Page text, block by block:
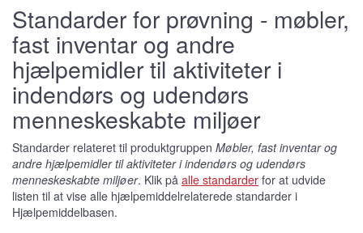
Standarder for prøvning - møbler,
fast inventar og andre
hjælpemidler til aktiviteter i
indendørs og udendørs
menneskeskabte miljøer
Standarder relateret til produktgruppen Møbler, fast inventar og
andre hjælpemidler til aktiviteter i indendørs og udendørs
menneskeskabte miljøer. Klik på alle standarder for at udvide
listen til at vise alle hjælpemiddelrelaterede standarder i
Hjælpemiddelbasen.